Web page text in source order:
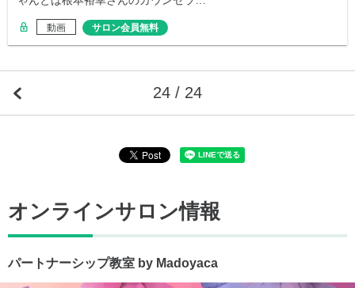
動画 サロン会員無料
24 / 24
オンラインサロン情報
パートナーシップ教室 by Madoyaca